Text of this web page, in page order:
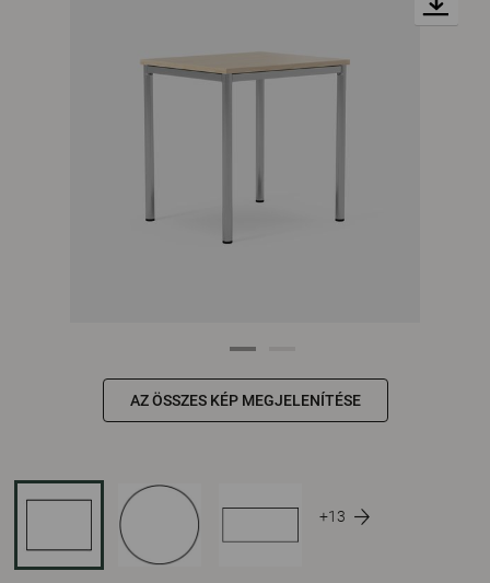
AZ ÖSSZES KÉP MEGJELENÍTÉSE
+13